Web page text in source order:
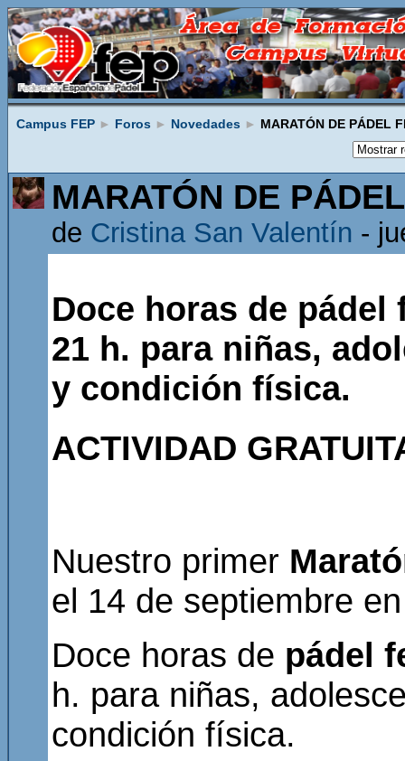
Campus FEP ► Foros ► Novedades ► MARATÓN DE PÁDEL
MARATÓN DE
de Cristina San Valentín -
Doce horas de
21 h. para niñas,
y condición física.
ACTIVIDAD
Nuestro primer
el 14 de septiembre
Doce horas de pádel
h. para niñas,
condición física.